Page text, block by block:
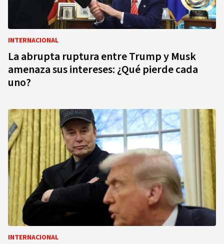
INTERNACIONAL
La abrupta ruptura entre Trump y Musk
amenaza sus intereses: ¿Qué pierde cada
uno?
INTERNACIONAL